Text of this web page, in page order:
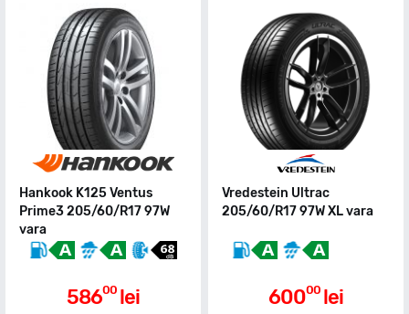
Hankook K125 Ventus
Prime3 205/60/R17 97W
vara
58600 lei
Vredestein Ultrac
205/60/R17 97W XL vara
60000 lei